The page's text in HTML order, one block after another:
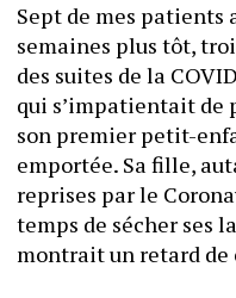
Sept de mes patients
semaines plus tôt,
des suites de la
qui s’impatientait de
son premier petit-
emportée. Sa fille,
reprises par le
temps de sécher ses
montrait un retard de